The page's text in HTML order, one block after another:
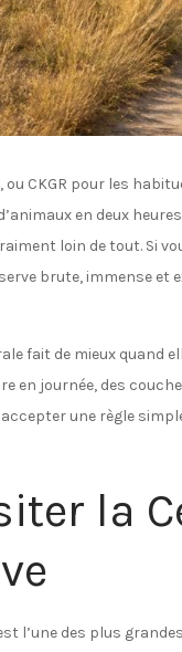
, ou CKGR pour les
en deux
loin de tout. Si
brute, immense
fait de mieux
en journée, des
une règle
la
l’une des plus